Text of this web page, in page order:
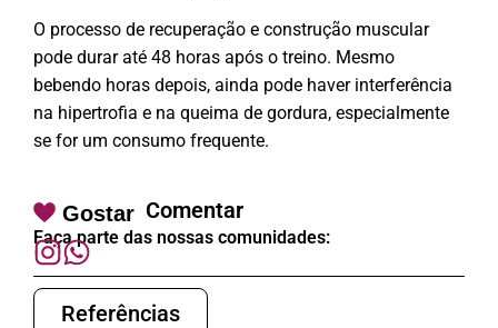
O processo de recuperação e construção muscular
pode durar até 48 horas após o treino. Mesmo
bebendo horas depois, ainda pode haver interferência
na hipertrofia e na queima de gordura, especialmente
se for um consumo frequente.
Gostar Comentar
Faça parte das nossas comunidades:
Referências